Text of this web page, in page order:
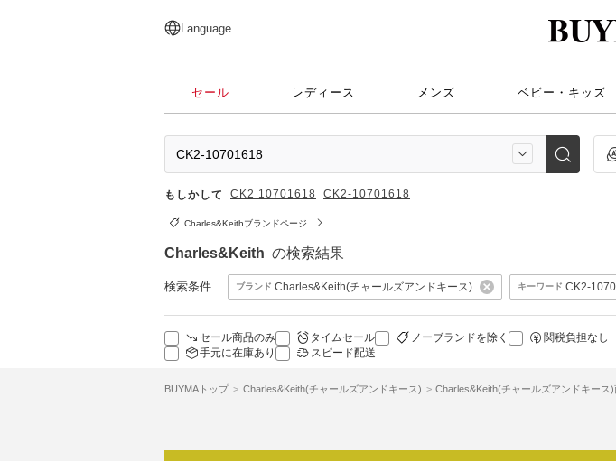
日本語
English
简体中文
繁體中文
Language
セール レディース メンズ ベビー・キッズ
もしかして CK2 10701618 CK2-10701618
Charles&Keithブランドページ
Charles&Keith の検索結果
検索条件 ブランド Charles&Keith(チャールズアンドキース) キーワード CK2-
セール商品のみ タイムセール ノーブランドを除く
関税負担なし
手元に在庫あり
スピード配送
BUYMAトップ Charles&Keith(チャールズアンドキース) Charles&Keith(チャールズアンドキース